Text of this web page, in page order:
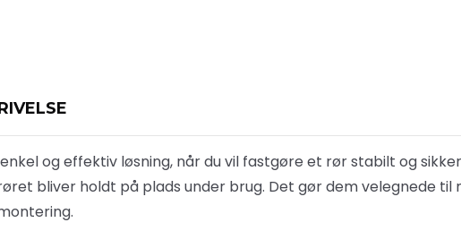
og effektiv løsning, når du vil fastgøre et rør stabilt og
bliver holdt på plads under brug. Det gør dem velegnede